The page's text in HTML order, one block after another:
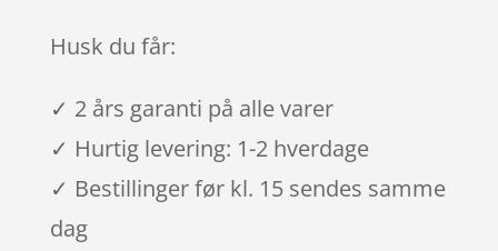
Husk du får:
✓ 2 års garanti på alle varer
✓ Hurtig levering: 1-2 hverdage
✓ Bestillinger før kl. 15 sendes samme
dag